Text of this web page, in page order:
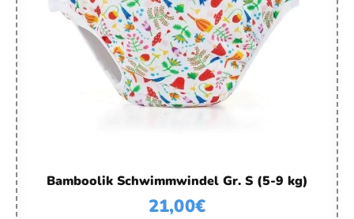
Bamboolik Schwimmwindel Gr. S (5-9 kg)
21,00€